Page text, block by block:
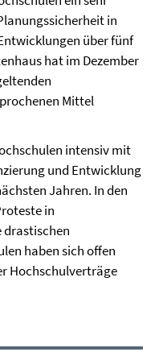
in
über fünf
hat im Dezember
Mittel
intensiv mit
und Entwicklung
Jahren. In den
in
drastischen
haben sich offen
Hochschulverträge